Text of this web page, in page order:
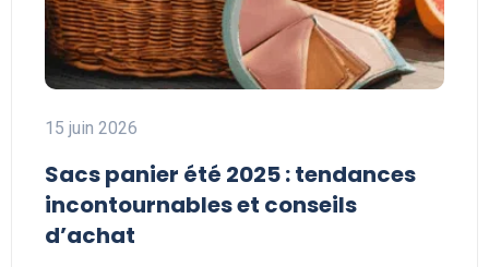
15 juin 2026
Sacs panier été 2025 : tendances
incontournables et conseils
d’achat